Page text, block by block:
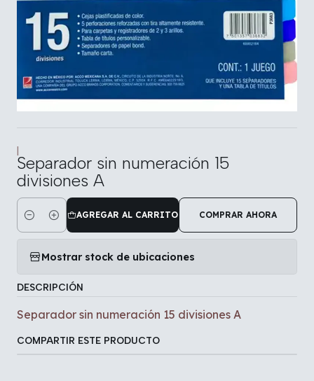
|
Separador sin numeración 15
divisiones A
Cantidad
AGREGAR AL CARRITO COMPRAR AHORA
Mostrar stock de ubicaciones
DESCRIPCIÓN
Separador sin numeración 15 divisiones A
COMPARTIR ESTE PRODUCTO